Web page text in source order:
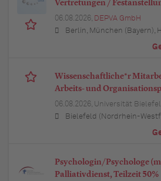
Vertretungen /
06.08.2026, DEPVA GmbH
Berlin, München (Bayern), Hamburg, Düsseldorf (Nordrhein-Westfalen), Köln (Nordrhein-Westfalen), Essen (Nordrhein-Westfalen), Dortmund (Nordrhein-Westfalen), Stuttgart (Baden-Württemberg), Heilbronn (Baden-Württemberg), Hannover (Niedersachsen), Rostock (Mecklenburg-Vorpommern), Kiel (Schleswig-Holstein), Augsburg (Bayern), Nürnberg
Wissenschaftliche*r
Arbeits- und
06.08.2026, Universität
Bielefeld (Nordrhein-
Psychologin/Psychologe
Palliativdienst, Teilzeit 50%